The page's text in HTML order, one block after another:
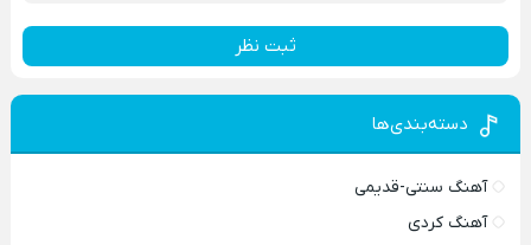
ثبت نظر
دسته‌بندی‌ها
آهنگ سنتی-قدیمی
آهنگ کردی